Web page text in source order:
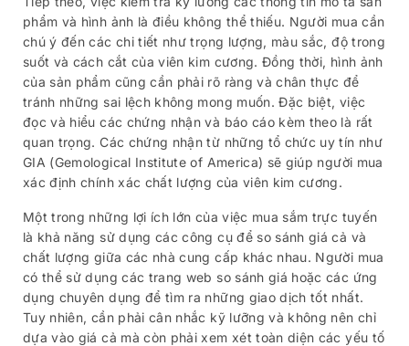
phẩm và hình ảnh là điều không thể thiếu. Người mua cần
chú ý đến các chi tiết như trọng lượng, màu sắc, độ trong
suốt và cách cắt của viên kim cương. Đồng thời, hình ảnh
của sản phẩm cũng cần phải rõ ràng và chân thực để
tránh những sai lệch không mong muốn. Đặc biệt, việc
đọc và hiểu các chứng nhận và báo cáo kèm theo là rất
quan trọng. Các chứng nhận từ những tổ chức uy tín như
GIA (Gemological Institute of America) sẽ giúp người mua
xác định chính xác chất lượng của viên kim cương.
Một trong những lợi ích lớn của việc mua sắm trực tuyến
là khả năng sử dụng các công cụ để so sánh giá cả và
chất lượng giữa các nhà cung cấp khác nhau. Người mua
có thể sử dụng các trang web so sánh giá hoặc các ứng
dụng chuyên dụng để tìm ra những giao dịch tốt nhất.
Tuy nhiên, cần phải cân nhắc kỹ lưỡng và không nên chỉ
dựa vào giá cả mà còn phải xem xét toàn diện các yếu tố